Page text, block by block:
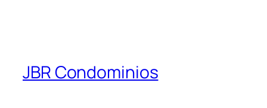
JBR Condominios